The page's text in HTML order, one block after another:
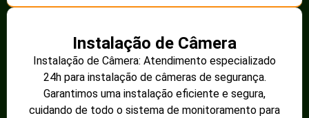
Instalação de Câmera
Instalação de Câmera: Atendimento especializado
24h para instalação de câmeras de segurança.
Garantimos uma instalação eficiente e segura,
cuidando de todo o sistema de monitoramento para